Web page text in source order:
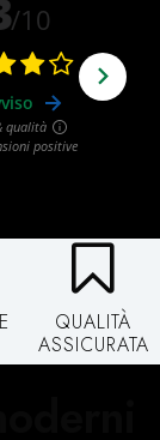
QUALITÀ
ASSICURATA